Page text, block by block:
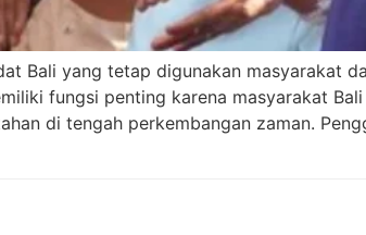
Bali yang tetap digunakan masyarakat
fungsi penting karena masyarakat
di tengah perkembangan zaman.